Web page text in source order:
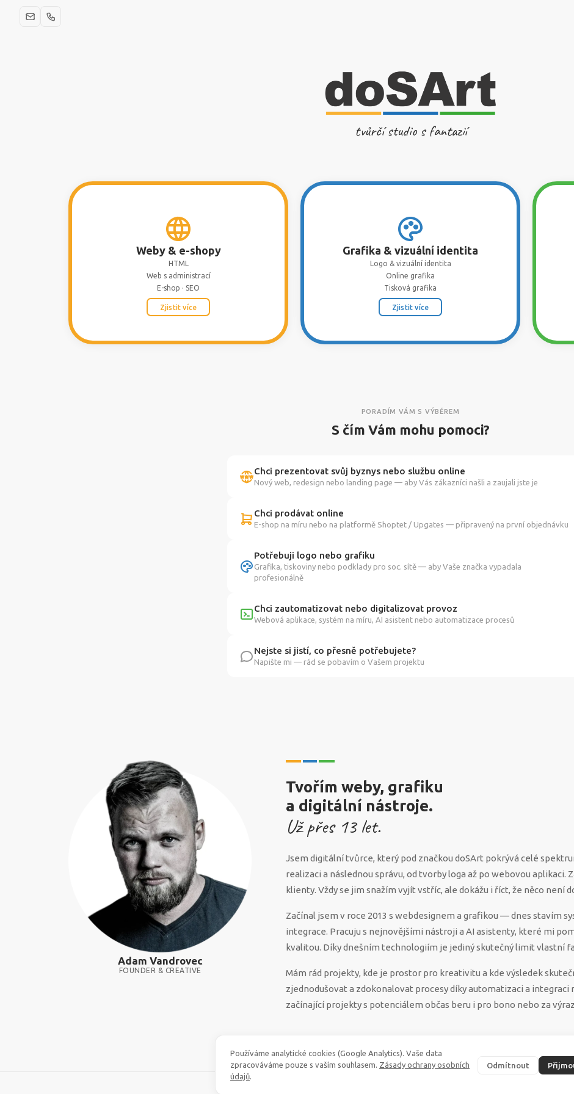
tvůrčí studio s fantazií
Weby & e-shopy
HTML
Web s administrací
E-shop · SEO
Zjistit více
Grafika & vizuální identita
Logo & vizuální identita
Online grafika
Tisková grafika
Zjistit více
PORADÍM VÁM S VÝBĚREM
S čím Vám mohu pomoci?
Chci prezentovat svůj byznys nebo službu online
Nový web, redesign nebo landing page — aby Vás zákazníci našli a zaujali jste je
Chci prodávat online
E-shop na míru nebo na platformě Shoptet / Upgates — připravený na první objednávku
Potřebuji logo nebo grafiku
Grafika, tiskoviny nebo podklady pro soc. sítě — aby Vaše značka vypadala
profesionálně
Chci zautomatizovat nebo digitalizovat provoz
Webová aplikace, systém na míru, AI asistent nebo automatizace procesů
Nejste si jistí, co přesně potřebujete?
Napište mi — rád se pobavím o Vašem projektu
Adam Vandrovec
FOUNDER & CREATIVE
Tvořím weby, grafiku
a digitální nástroje.
Už přes 13let.
Jsem digitální tvůrce, který pod značkou doSArt pokrývá celé
realizaci a následnou správu, od tvorby loga až po webovou aplikaci.
klienty. Vždy se jim snažím vyjít vstříc, ale dokážu i říct, že něco není
Začínal jsem v roce 2013 s webdesignem a grafikou — dnes stavím
integrace. Pracuju s nejnovějšími nástroji a AI asistenty, které mi
kvalitou. Díky dnešním technologiím je jediný skutečný limit vlastní
Mám rád projekty, kde je prostor pro kreativitu a kde výsledek
zjednodušovat a zdokonalovat procesy díky automatizaci a integraci
začínající projekty s potenciálem občas beru i pro bono nebo za
Používáme analytické cookies (Google Analytics). Vaše data
zpracováváme pouze s vaším souhlasem. Zásady ochrany osobních
údajů.
Odmítnout